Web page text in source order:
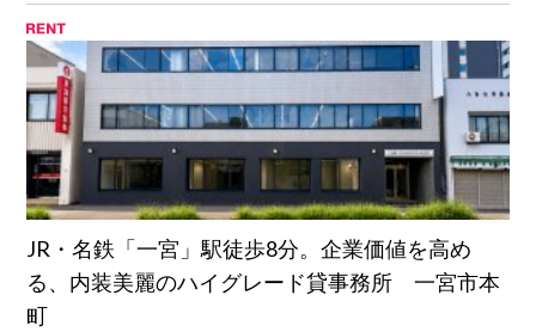
JR・名鉄「一宮」駅徒歩8分。企業価値を高め
る、内装美麗のハイグレード貸事務所 一宮市本
町